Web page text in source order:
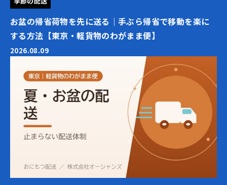
お盆の帰省荷物を先に送る｜手ぶら帰省で移動を楽に
する方法【東京・軽貨物のわがまま便】
2026.08.09